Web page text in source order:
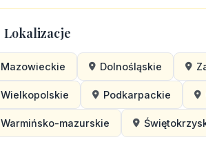
Lokalizacje
Mazowieckie Dolnośląskie
Wielkopolskie Podkarpackie
Warmińsko-mazurskie